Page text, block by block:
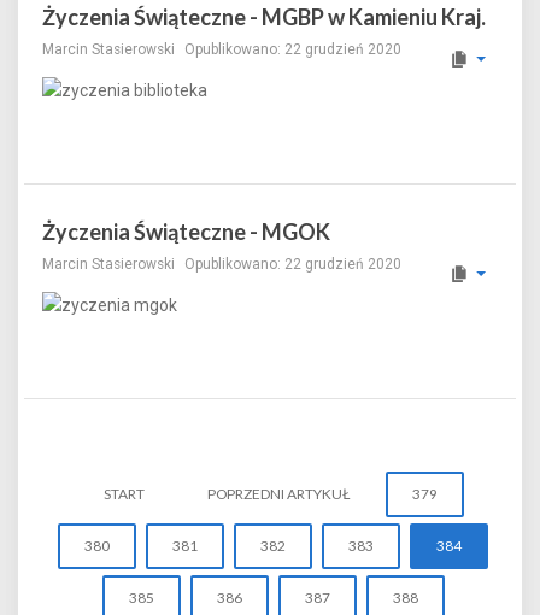
Życzenia Świąteczne - MGBP w Kamieniu Kraj.
Marcin Stasierowski Opublikowano: 22 grudzień 2020
Życzenia Świąteczne - MGOK
Marcin Stasierowski Opublikowano: 22 grudzień 2020
START POPRZEDNI ARTYKUŁ 379
380 381 382 383 384
385 386 387 388